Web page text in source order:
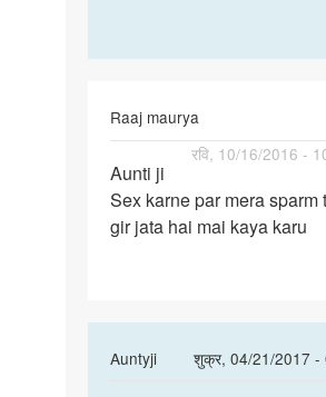
Raaj maurya
रवि, 10/16/2016 -
Aunti
ji
Sex
Aunti ji
Sex karne par mera sparm
gir jata hai mai kaya karu
Auntyji
शुक्र, 04/21/2017 -
In